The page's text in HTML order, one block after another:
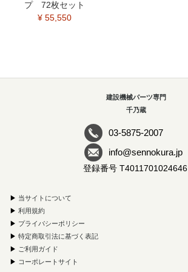
プ 72枚セット
¥ 55,550
建設機械パーツ専門
千乃蔵
03-5875-2007
info@sennokura.jp
登録番号 T4011701024646
▶ 当サイトについて
▶ 利用規約
▶ プライバシーポリシー
▶ 特定商取引法に基づく表記
▶ ご利用ガイド
▶ コーポレートサイト